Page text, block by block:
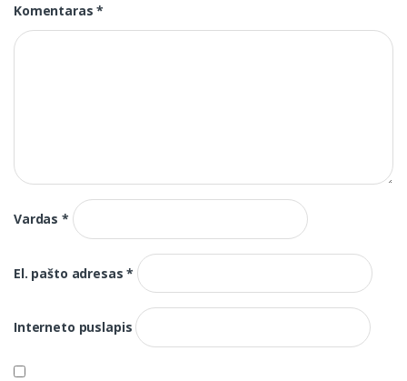
Komentaras*
Vardas*
El. pašto adresas*
Interneto puslapis